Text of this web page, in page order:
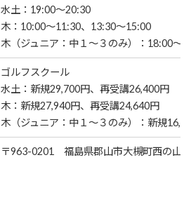
水土：19:00～20:30
木：10:00～11:30、13:30～15:00
木（ジュニア：中１〜３のみ）：18:00～
ゴルフスクール
水土：新規29,700円、再受講26,400円
木：新規27,940円、再受講24,640円
木（ジュニア：中１〜３のみ）：新規
〒963-0201 福島県郡山市大槻町西の山